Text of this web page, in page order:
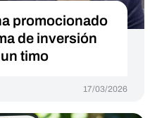
promocionado
de inversión
timo
17/03/2026